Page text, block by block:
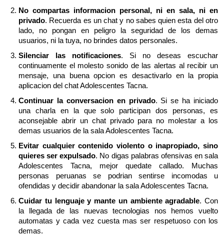
No compartas informacion personal, ni en sala, ni en
privado. Recuerda es un chat y no sabes quien esta del otro
lado, no pongan en peligro la seguridad de los demas
usuarios, ni la tuya, no brindes datos personales.
Silenciar las notificaciones. Si no deseas escuchar
continuamente el molesto sonido de las alertas al recibir un
mensaje, una buena opcion es desactivarlo en la propia
aplicacion del chat Adolescentes Tacna.
Continuar la conversacion en privado. Si se ha iniciado
una charla en la que solo participan dos personas, es
aconsejable abrir un chat privado para no molestar a los
demas usuarios de la sala Adolescentes Tacna.
Evitar cualquier contenido violento o inapropiado, sino
quieres ser expulsado. No digas palabras ofensivas en sala
Adolescentes Tacna, mejor quedate callado. Muchas
personas peruanas se podrian sentirse incomodas u
ofendidas y decidir abandonar la sala Adolescentes Tacna.
Cuidar tu lenguaje y mante un ambiente agradable. Con
la llegada de las nuevas tecnologias nos hemos vuelto
automatas y cada vez cuesta mas ser respetuoso con los
demas.